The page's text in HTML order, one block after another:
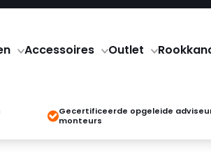
Accessoires Outlet
Gecertificeerde opgeleide
monteurs